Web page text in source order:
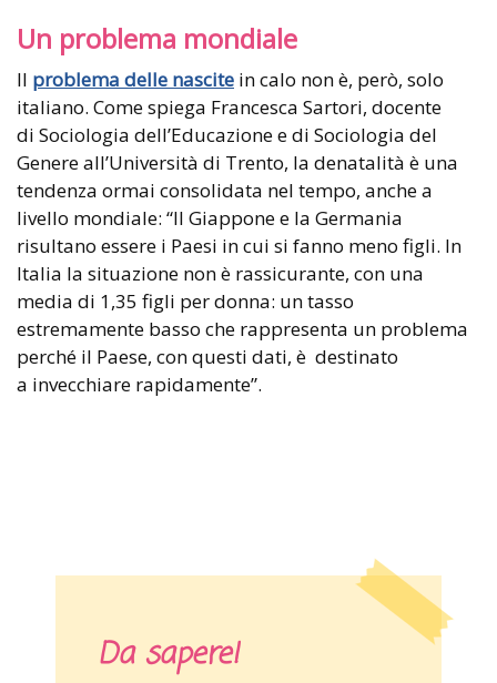
Un problema mondiale
Il problema delle nascite in calo non è, però, solo
italiano. Come spiega Francesca Sartori, docente
di Sociologia dell’Educazione e di Sociologia del
Genere all’Università di Trento, la denatalità è una
tendenza ormai consolidata nel tempo, anche a
livello mondiale: “Il Giappone e la Germania
risultano essere i Paesi in cui si fanno meno figli. In
Italia la situazione non è rassicurante, con una
media di 1,35 figli per donna: un tasso
estremamente basso che rappresenta un problema
perché il Paese, con questi dati, è destinato
a invecchiare rapidamente”.
Da sapere!